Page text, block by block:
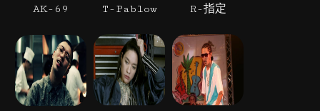
AK-69 T-Pablow R-指定